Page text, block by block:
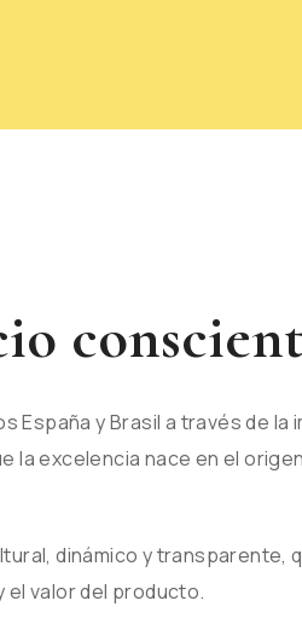
España y Brasil a través
la excelencia nace en el
dinámico y
el valor del producto.